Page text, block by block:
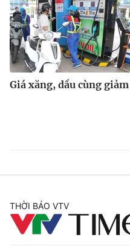
Giá xăng, dầu cùng giảm
THỜI BÁO VTV